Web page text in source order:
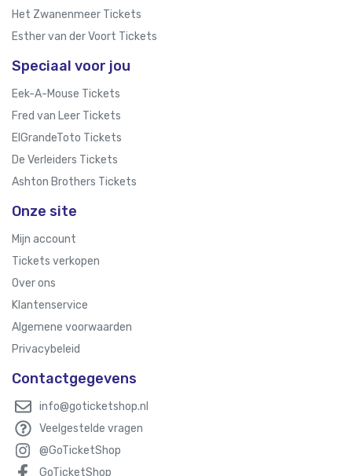
Het Zwanenmeer Tickets
Esther van der Voort Tickets
Speciaal voor jou
Eek-A-Mouse Tickets
Fred van Leer Tickets
ElGrandeToto Tickets
De Verleiders Tickets
Ashton Brothers Tickets
Onze site
Mijn account
Tickets verkopen
Over ons
Klantenservice
Algemene voorwaarden
Privacybeleid
Contactgegevens
info@goticketshop.nl
Veelgestelde vragen
@GoTicketShop
GoTicketShop